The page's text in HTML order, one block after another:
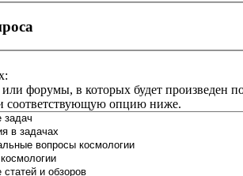
форумы, в которых будет произведен
соответствующую опцию ниже.